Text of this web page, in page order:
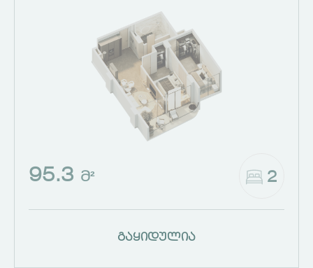
95.3 Მ² 2
გაყიდულია